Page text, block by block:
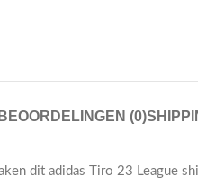
BEOORDELINGEN (0)
dit adidas Tiro 23 League